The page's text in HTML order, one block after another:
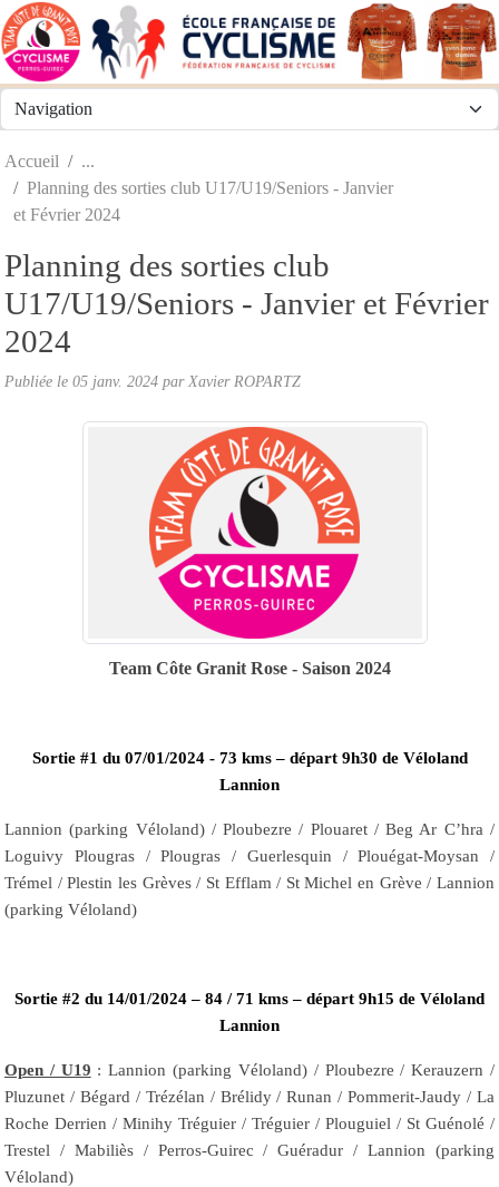
Accueil
Planning des sorties club U17/U19/Seniors - Janvier
et Février 2024
Planning des sorties club
U17/U19/Seniors - Janvier et Février
2024
Publiée le 05 janv. 2024 par Xavier ROPARTZ
Team Côte Granit Rose - Saison 2024
Sortie #1 du 07/01/2024 - 73 kms – départ 9h30 de Véloland
Lannion
Lannion (parking Véloland) / Ploubezre / Plouaret / Beg Ar C’hra /
Loguivy Plougras / Plougras / Guerlesquin / Plouégat-Moysan /
Trémel / Plestin les Grèves / St Efflam / St Michel en Grève / Lannion
(parking Véloland)
Sortie #2 du 14/01/2024 – 84 / 71 kms – départ 9h15 de Véloland
Lannion
Open / U19 : Lannion (parking Véloland) / Ploubezre / Kerauzern /
Pluzunet / Bégard / Trézélan / Brélidy / Runan / Pommerit-Jaudy / La
Roche Derrien / Minihy Tréguier / Tréguier / Plouguiel / St Guénolé /
Trestel / Mabiliès / Perros-Guirec / Guéradur / Lannion (parking
Véloland)
Panneau de gestion des cookies